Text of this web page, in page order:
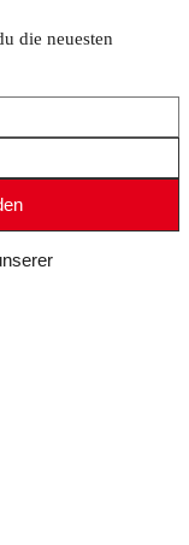
die neuesten